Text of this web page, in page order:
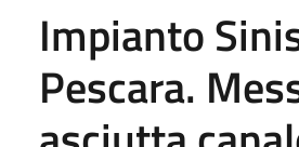
Impianto
Pescara.